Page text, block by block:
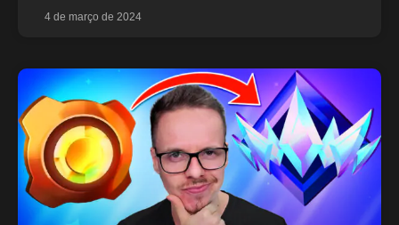
4 de março de 2024